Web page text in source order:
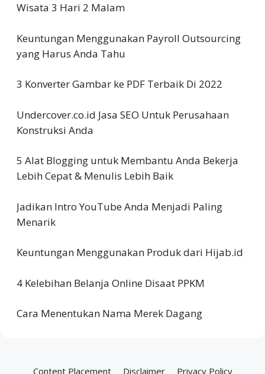
Wisata 3 Hari 2 Malam
Keuntungan Menggunakan Payroll Outsourcing
yang Harus Anda Tahu
3 Konverter Gambar ke PDF Terbaik Di 2022
Undercover.co.id Jasa SEO Untuk Perusahaan
Konstruksi Anda
5 Alat Blogging untuk Membantu Anda Bekerja
Lebih Cepat & Menulis Lebih Baik
Jadikan Intro YouTube Anda Menjadi Paling
Menarik
Keuntungan Menggunakan Produk dari Hijab.id
4 Kelebihan Belanja Online Disaat PPKM
Cara Menentukan Nama Merek Dagang
Content Placement Disclaimer Privacy Policy